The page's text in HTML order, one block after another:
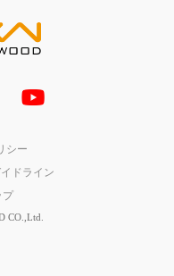
シー
ドライン
プ
CO.,Ltd.